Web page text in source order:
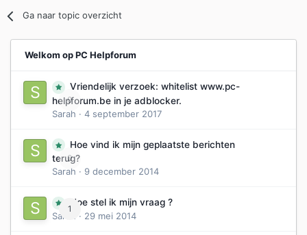
Ga naar topic overzicht
Welkom op PC Helpforum
0
Vriendelijk verzoek: whitelist www.pc-
helpforum.be in je adblocker.
Sarah · 4 september 2017
0
Hoe vind ik mijn geplaatste berichten
terug?
Sarah · 9 december 2014
1
Hoe stel ik mijn vraag ?
Sarah
· 29 mei 2014